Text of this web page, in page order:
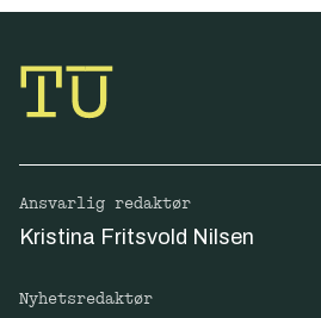
Ansvarlig redaktør
Kristina Fritsvold Nilsen
Nyhetsredaktør